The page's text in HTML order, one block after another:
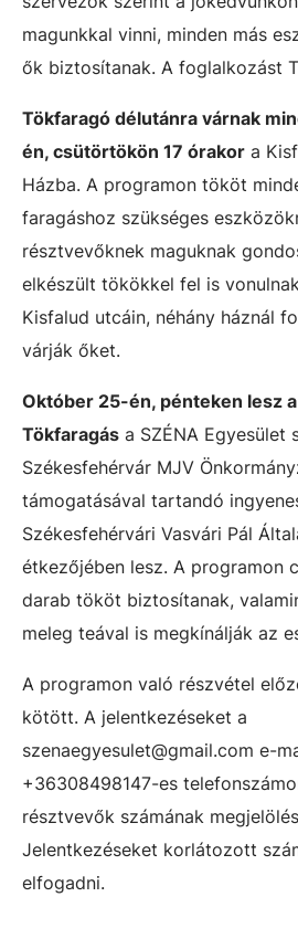
magunkkal vinni, minden más
ők biztosítanak. A foglalkozást
Tökfaragó délutánra várnak
én, csütörtökön 17 órakor a
Házba. A programon tököt
faragáshoz szükséges
résztvevőknek maguknak
elkészült tökökkel fel is
Kisfalud utcáin, néhány háznál
várják őket.
Október 25-én, pénteken lesz
Tökfaragás a SZÉNA Egyesület
Székesfehérvár MJV
támogatásával tartandó
Székesfehérvári Vasvári Pál
étkezőjében lesz. A programon
darab tököt biztosítanak,
meleg teával is megkínálják az
A programon való részvétel
kötött. A jelentkezéseket a
szenaegyesulet@gmail.com e-
+36308498147-es
résztvevők számának
Jelentkezéseket korlátozott
elfogadni.